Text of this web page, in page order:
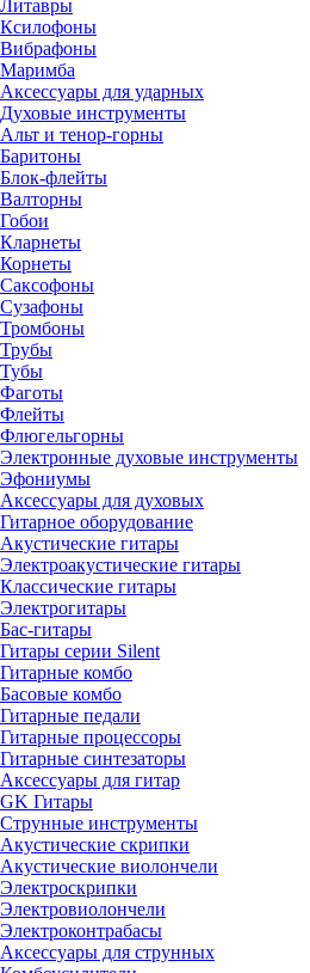
Литавры
Ксилофоны
Вибрафоны
Маримба
Аксессуары для ударных
Духовые инструменты
Альт и тенор-горны
Баритоны
Блок-флейты
Валторны
Гобои
Кларнеты
Корнеты
Саксофоны
Сузафоны
Тромбоны
Трубы
Тубы
Фаготы
Флейты
Флюгельгорны
Электронные духовые инструменты
Эфониумы
Аксессуары для духовых
Гитарное оборудование
Акустические гитары
Электроакустические гитары
Классические гитары
Электрогитары
Бас-гитары
Гитары серии Silent
Гитарные комбо
Басовые комбо
Гитарные педали
Гитарные процессоры
Гитарные синтезаторы
Аксессуары для гитар
GK Гитары
Струнные инструменты
Акустические скрипки
Акустические виолончели
Электроскрипки
Электровиолончели
Электроконтрабасы
Аксессуары для струнных